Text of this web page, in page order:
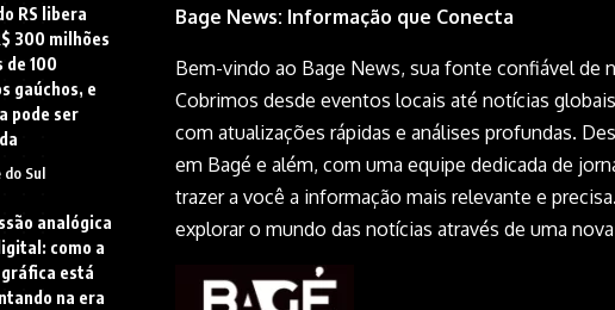
RS libera
300 milhões
de 100
gaúchos, e
pode ser
do Sul
analógica
como a
está
na era
Bage News: Informação que Conecta
Bem-vindo ao Bage News, sua fonte confiável de
Cobrimos desde eventos locais até notícias
com atualizações rápidas e análises profundas.
em Bagé e além, com uma equipe dedicada de
trazer a você a informação mais relevante e
explorar o mundo das notícias através de uma